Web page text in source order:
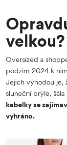
velkou?
Oversized a
podzim 2024 k
Jejich výhodou je,
sluneční brýle,
kabelky se
vyhráno.